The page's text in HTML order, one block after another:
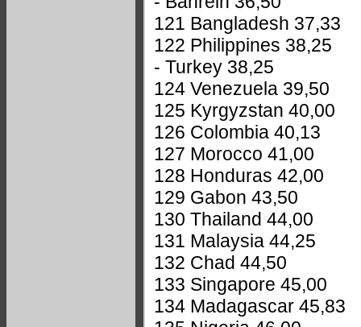
121 Bangladesh 37,33
122 Philippines 38,25
- Turkey 38,25
124 Venezuela 39,50
125 Kyrgyzstan 40,00
126 Colombia 40,13
127 Morocco 41,00
128 Honduras 42,00
129 Gabon 43,50
130 Thailand 44,00
131 Malaysia 44,25
132 Chad 44,50
133 Singapore 45,00
134 Madagascar 45,83